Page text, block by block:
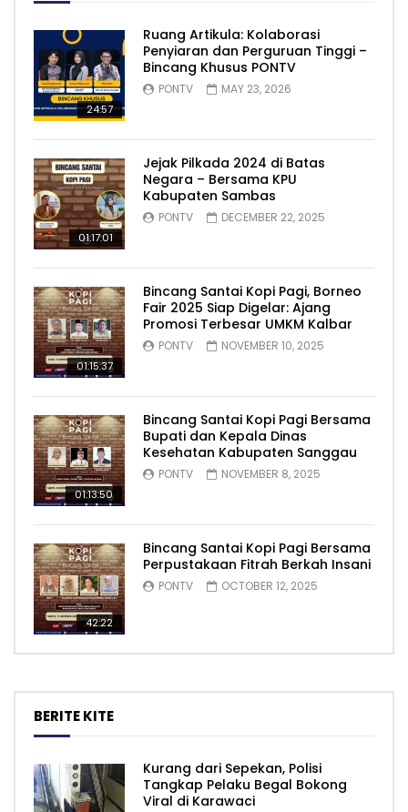
24:57
Ruang Artikula: Kolaborasi
Penyiaran dan Perguruan Tinggi –
Bincang Khusus PONTV
PONTV MAY 23, 2026
01:17:01
Jejak Pilkada 2024 di Batas
Negara – Bersama KPU
Kabupaten Sambas
PONTV DECEMBER 22, 2025
01:15:37
Bincang Santai Kopi Pagi, Borneo
Fair 2025 Siap Digelar: Ajang
Promosi Terbesar UMKM Kalbar
PONTV NOVEMBER 10, 2025
01:13:50
Bincang Santai Kopi Pagi Bersama
Bupati dan Kepala Dinas
Kesehatan Kabupaten Sanggau
PONTV NOVEMBER 8, 2025
42:22
Bincang Santai Kopi Pagi Bersama
Perpustakaan Fitrah Berkah Insani
PONTV OCTOBER 12, 2025
BERITE KITE
Kurang dari Sepekan, Polisi
Tangkap Pelaku Begal Bokong
Viral di Karawaci